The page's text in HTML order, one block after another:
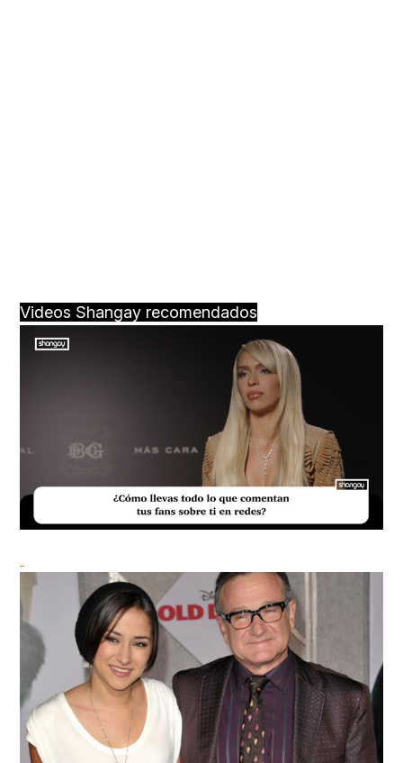
Videos Shangay recomendados
23.73%